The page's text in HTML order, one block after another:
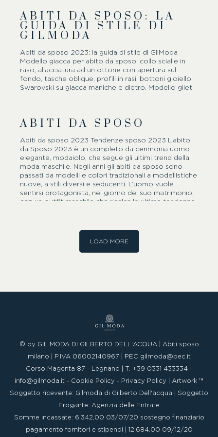
tende a pensare che attenzioni di questo tipo siano
prettamente femminili, ma non è affatto così: anche
gli uomini tengono molto a poter sorprendere la
presentandosi al meglio all’altare. Ma quali sono i
particolari…
ABITI DA SPOSO: LA
GUIDA DI STILE DI
GILMODA
Abiti da sposo 2023: la guida di stile di GilModa
Modello giacca per abito da sposo: collo scialle in
raso, allacciatura ad un ottone con apertura sul
fondo, tasche oblique, profili in rasi, bottoni gioiello
Swarovski su giacca maniche e dietro. Modello gilet
punto luce Swarovski. Modello pantalone per abito
Modello camicia per abito da sposo: diplomatica con
fascette coprigiro polso, gemelli. Colore: blu medio
Tessuto: lana e…
ABITI DA SPOSO
Abiti da sposo 2023 Tendenze sposo 2023 L’abito
da Sposo 2023 è un completo da cerimonia uomo
elegante, modaiolo, che segue gli ultimi trend della
moda maschile. Negli anni gli abiti da sposo sono
passati da modelli e colori tradizionali a modellistiche
nuove, a stili diversi e seducenti. L’uomo vuole
sentirsi protagonista, nel giorno del suo matrimonio,
con un outfit maschile che ricalca le ultime tendenze
LOAD MORE
© by GIL MODA DI GILBERTO DELL'ACQUA | Abiti sposo
milano | P.IVA 06002140967 |
PEC gilmoda@pec.it
Corso Magenta 87 - Legnano | T. +39 0331 433334 -
info@gilmoda.it - Cookie Policy - Privacy Policy
Artwork ™
Soggetto ricevente: Gilmoda di Gilberto Dell'acqua | Soggetto
Erogante: Agenzia delle Entrate
Somme incassate: 6.342,00 03/07/20 sostegno finanziario
pagamento fornitori e stipendi | 12.684,00 09/12/20